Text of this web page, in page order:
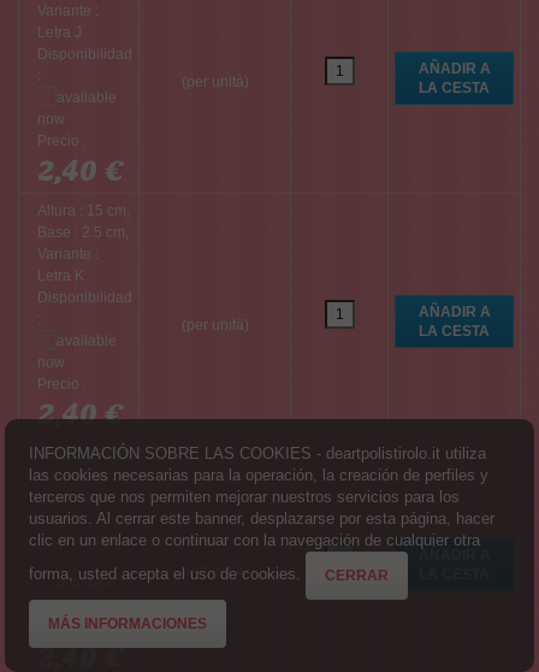
INFORMACIÓN SOBRE LAS COOKIES - deartpolistirolo.it utiliza
las cookies necesarias para la operación, la creación de perfiles y
terceros que nos permiten mejorar nuestros servicios para los
usuarios. Al cerrar este banner, desplazarse por esta página, hacer
clic en un enlace o continuar con la navegación de cualquier otra
forma, usted acepta el uso de cookies.
CERRAR
MÁS INFORMACIONES
Variante :
Letra J
Disponibilidad
:
Precio :
2,40 €
(per unità)
Altura : 15 cm,
Base : 2.5 cm,
Variante :
Letra K
Disponibilidad
:
Precio :
2,40 €
(per unità)
Altura : 15 cm,
Base : 2.5 cm,
Variante :
Letra L
Disponibilidad
Precio :
2,40 €
(per unità)